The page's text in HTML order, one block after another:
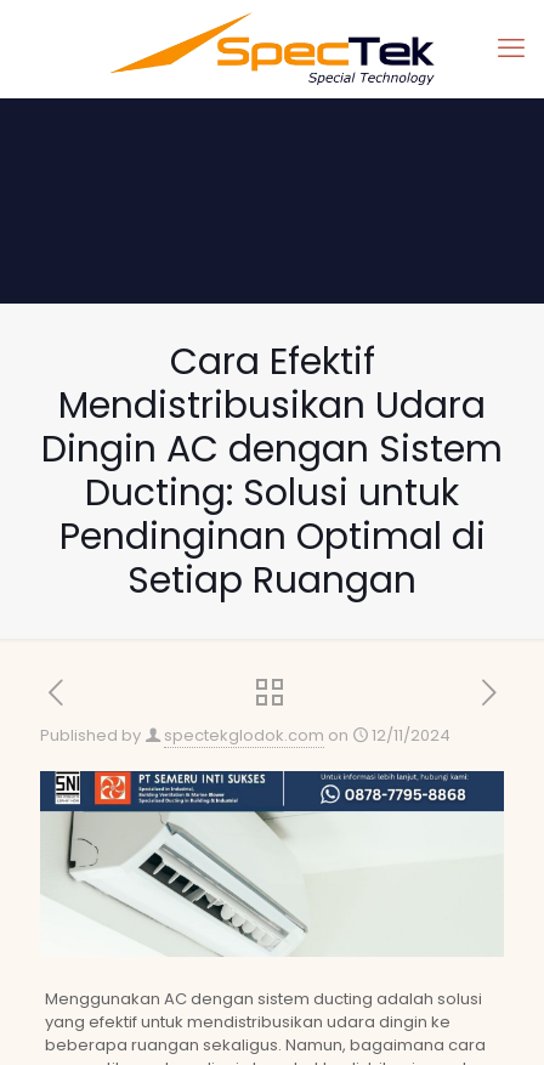
Cara Efektif
Mendistribusikan Udara
Dingin AC dengan Sistem
Ducting: Solusi untuk
Pendinginan Optimal di
Setiap Ruangan
Published by spectekglodok.com on 12/11/2024
Menggunakan AC dengan sistem ducting adalah solusi
yang efektif untuk mendistribusikan udara dingin ke
beberapa ruangan sekaligus. Namun, bagaimana cara